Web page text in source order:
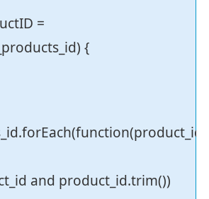
=
{
and product_id.trim())